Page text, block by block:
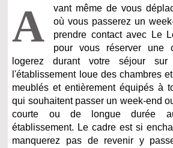
A
vant même de vous
où vous passerez un
prendre contact avec Le
pour vous réserver une
logerez durant votre séjour
l'établissement loue des chambres
meublés et entièrement équipés à
qui souhaitent passer un week-end
courte ou de longue durée
établissement. Le cadre est si
manquerez pas de revenir y